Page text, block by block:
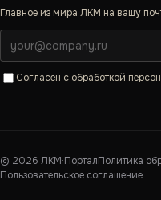
Главное из мира ЛКМ на вашу
Согласен с обработкой
© 2026 ЛКМ·ПорталПолитика
Пользовательское соглашение